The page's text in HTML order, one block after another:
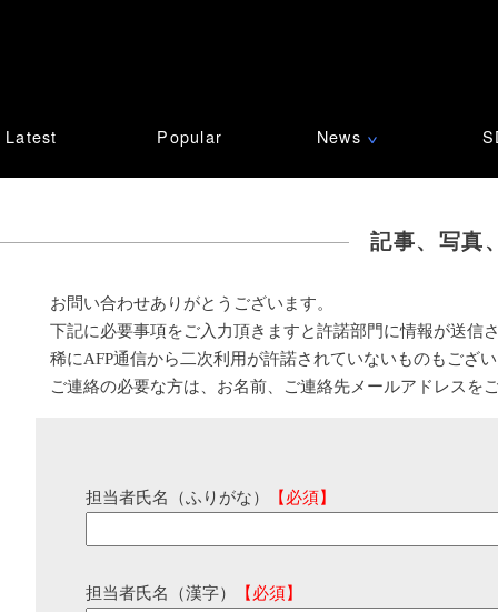
Latest Popular News ∨
記事、写真
お問い合わせありがとうございます。
下記に必要事項をご入力頂きますと許諾部門に情報が送信
稀にAFP通信から二次利用が許諾されていないものもござ
ご連絡の必要な方は、お名前、ご連絡先メールアドレスを
担当者氏名（ふりがな） 【必須】
担当者氏名（漢字） 【必須】